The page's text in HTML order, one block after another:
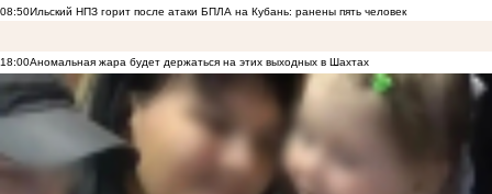
08:50Ильский НПЗ горит после атаки БПЛА на Кубань: ранены пять человек
18:00Аномальная жара будет держаться на этих выходных в Шахтах